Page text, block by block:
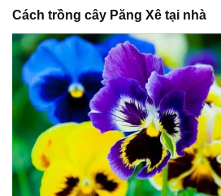
Cách trồng cây Păng Xê tại nhà